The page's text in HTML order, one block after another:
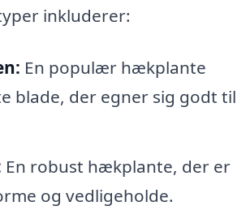
inkluderer:
En populær hækplante
blade, der egner sig godt til
En robust hækplante, der er
og vedligeholde.